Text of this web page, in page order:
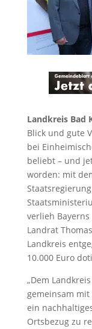
Landkreis Bad
Blick und gute
bei
beliebt – und
worden: mit
verlieh
Landrat
Landkreis
10.000 Euro
„Dem
gemeinsam
ein
Ortsbezug zu